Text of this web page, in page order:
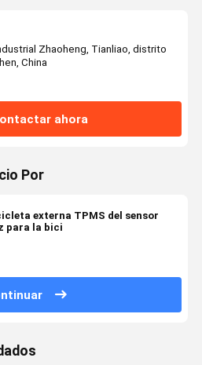
Zhaoheng, Tianliao, distrito
China
ahora
Por
externa TPMS del sensor
para la bici